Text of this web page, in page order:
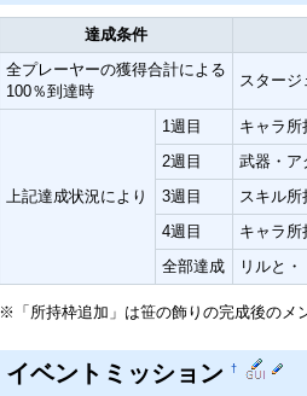
達成条件
全プレーヤーの獲得合計による
100％到達時
スター
上記達成状況により
1週目 キャラ所
2週目
武器・ア
3週目
スキル
4週目
キャラ所
全部達成
リルと・
※「所持枠追加」は笹の飾りの完成後のメ
イベントミッション †